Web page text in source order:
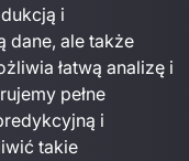
dane, ale także
łatwą analizę
pełne
takie